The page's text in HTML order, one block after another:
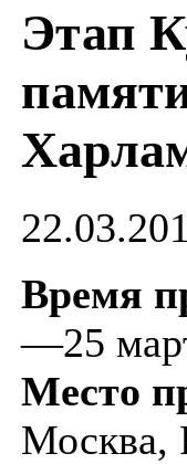
Этап
Время
—25
Место
Москва,